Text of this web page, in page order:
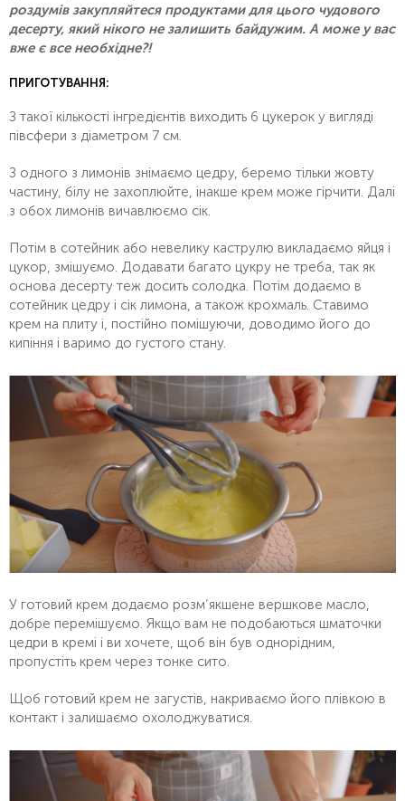
роздумів закупляйтеся продуктами для цього чудового
десерту, який нікого не залишить байдужим. А може у вас
вже є все необхідне?!
ПРИГОТУВАННЯ:
З такої кількості інгредієнтів виходить 6 цукерок у вигляді
півсфери з діаметром 7 см.
З одного з лимонів знімаємо цедру, беремо тільки жовту
частину, білу не захоплюйте, інакше крем може гірчити. Далі
з обох лимонів вичавлюємо сік.
Потім в сотейник або невелику каструлю викладаємо яйця і
цукор, змішуємо. Додавати багато цукру не треба, так як
основа десерту теж досить солодка. Потім додаємо в
сотейник цедру і сік лимона, а також крохмаль. Ставимо
крем на плиту і, постійно помішуючи, доводимо його до
кипіння і варимо до густого стану.
У готовий крем додаємо розм’якшене вершкове масло,
добре перемішуємо. Якщо вам не подобаються шматочки
цедри в кремі і ви хочете, щоб він був однорідним,
пропустіть крем через тонке сито.
Щоб готовий крем не загустів, накриваємо його плівкою в
контакт і залишаємо охолоджуватися.